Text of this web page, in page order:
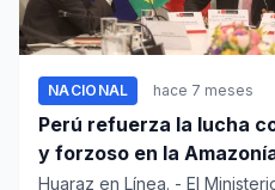
NACIONAL hace 7 meses
Perú refuerza la lucha
y forzoso en la
Huaraz en Línea. - El